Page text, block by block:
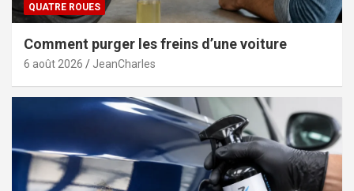
QUATRE ROUES
Comment purger les freins d’une voiture
6 août 2026 JeanCharles